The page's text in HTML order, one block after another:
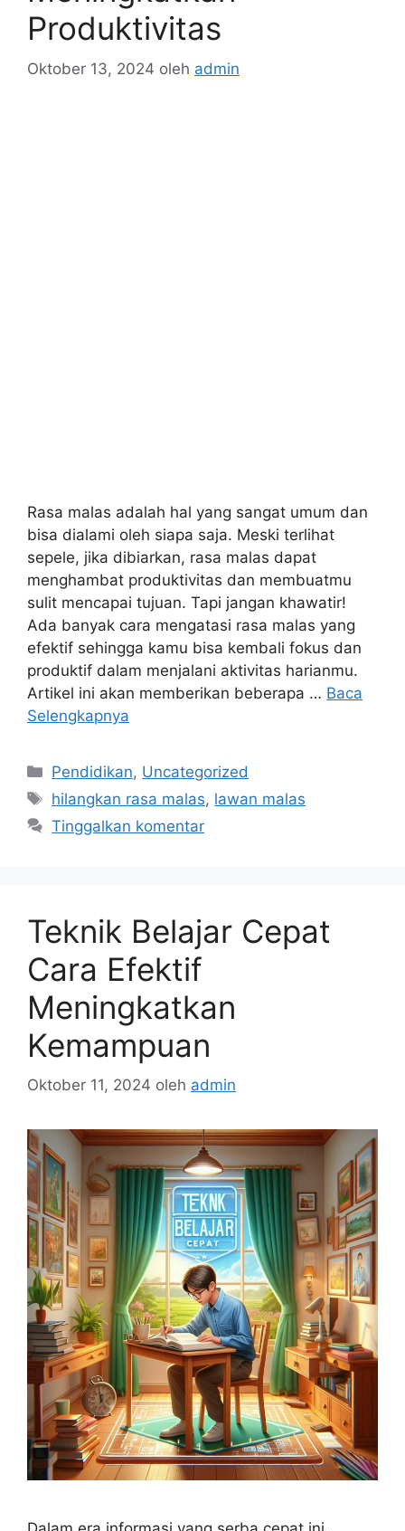
Produktivitas
Oktober 13, 2024 oleh admin
Rasa malas adalah hal yang sangat umum dan
bisa dialami oleh siapa saja. Meski terlihat
sepele, jika dibiarkan, rasa malas dapat
menghambat produktivitas dan membuatmu
sulit mencapai tujuan. Tapi jangan khawatir!
Ada banyak cara mengatasi rasa malas yang
efektif sehingga kamu bisa kembali fokus dan
produktif dalam menjalani aktivitas harianmu.
Artikel ini akan memberikan beberapa … Baca
Selengkapnya
Kategori
Pendidikan, Uncategorized
Tag
hilangkan rasa malas, lawan malas
Tinggalkan komentar
Teknik Belajar Cepat
Cara Efektif
Meningkatkan
Kemampuan
Oktober 11, 2024 oleh admin